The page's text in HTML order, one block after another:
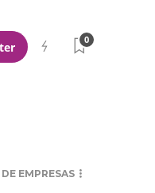
0
EMPRESAS